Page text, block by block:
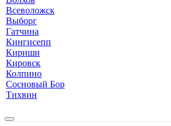
Всеволожск
Выборг
Гатчина
Кингисепп
Кириши
Кировск
Колпино
Сосновый Бор
Тихвин